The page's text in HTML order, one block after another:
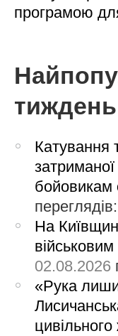
програмою
Катування
бойовикам
На
02.08.2026
«Рука